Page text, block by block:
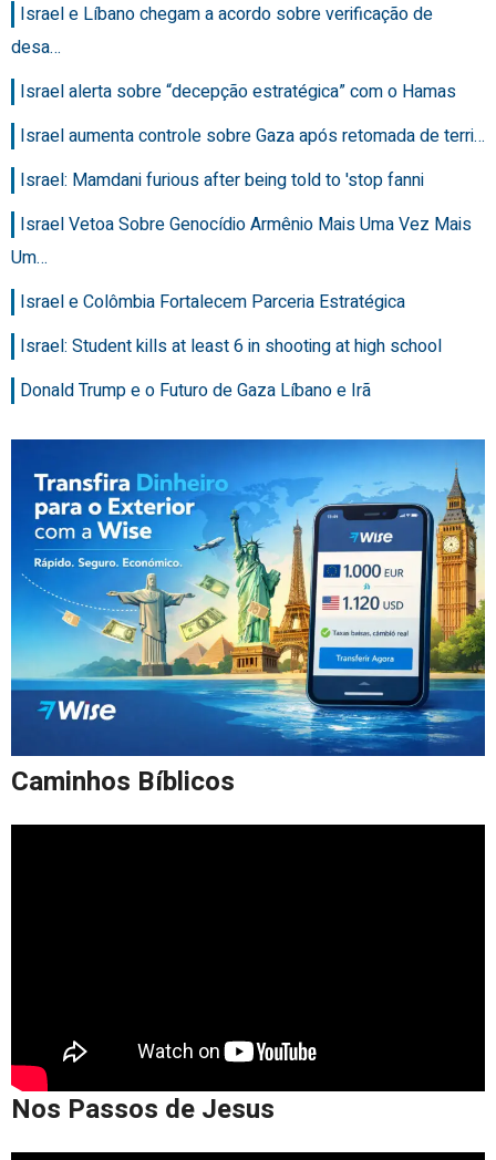
Israel e Líbano chegam a acordo sobre verificação de
desa…
Israel alerta sobre “decepção estratégica” com o Hamas
Israel aumenta controle sobre Gaza após retomada de terri…
Israel: Mamdani furious after being told to 'stop fanni
Israel Vetoa Sobre Genocídio Armênio Mais Uma Vez Mais
Um…
Israel e Colômbia Fortalecem Parceria Estratégica
Israel: Student kills at least 6 in shooting at high school
Donald Trump e o Futuro de Gaza Líbano e Irã
Caminhos Bíblicos
Nos Passos de Jesus